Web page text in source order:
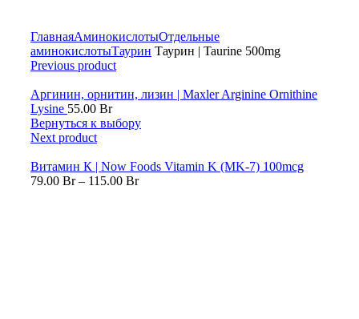
ГлавнаяАминокислотыОтдельные
аминокислотыТаурин Таурин | Taurine 500mg
Previous product
Аргинин, орнитин, лизин | Maxler Arginine Ornithine
Lysine 55.00 Br
Вернуться к выбору
Next product
Витамин К | Now Foods Vitamin K (MK-7) 100mcg
79.00 Br– 115.00 Br